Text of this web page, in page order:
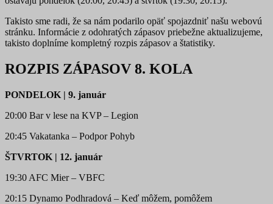
Takisto sme radi, že sa nám podarilo opäť spojazdniť našu webovú
stránku. Informácie z odohratých zápasov priebežne aktualizujeme,
takisto doplníme kompletný rozpis zápasov a štatistiky.
ROZPIS ZÁPASOV 8. KOLA
PONDELOK | 9. január
20:00 Bar v lese na KVP – Legion
20:45 Vakatanka – Podpor Pohyb
ŠTVRTOK | 12. január
19:30 AFC Mier – VBFC
20:15 Dynamo Podhradová – Keď môžem, pomôžem